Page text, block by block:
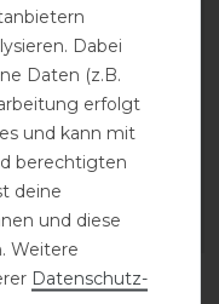
Halfter
rosé
€ *
ARTIKEL MERKEN
Dabei
Daten (z.B.
erfolgt
und kann mit
berechtigten
deine
und diese
Weitere
Daten­schutz­